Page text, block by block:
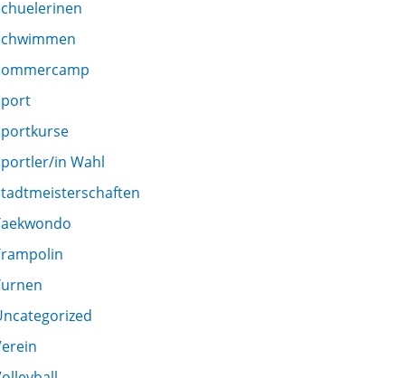
in Wahl